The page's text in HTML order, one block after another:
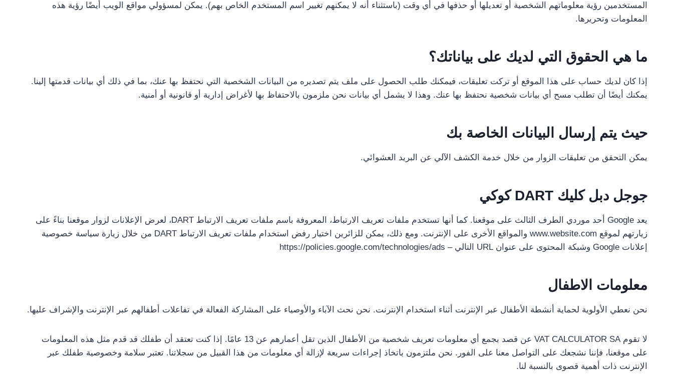
المستخدمين رؤية معلوماتهم الشخصية أو تعديلها أو حذفها في أي وقت (باستثناء أنه لا يمكنهم تغيير اسم المستخدم الخاص بهم). يمكن لمسؤولي مواقع الويب أيضًا رؤية هذه
المعلومات وتحريرها.
ما هي الحقوق التي لديك على بياناتك؟
إذا كان لديك حساب على هذا الموقع أو تركت تعليقات، فيمكنك طلب الحصول على ملف يتم تصديره من البيانات الشخصية التي نحتفظ بها عنك، بما في ذلك أي بيانات قدمتها إلينا.
يمكنك أيضًا أن تطلب مسح أي بيانات شخصية نحتفظ بها عنك. وهذا لا يشمل أي بيانات نحن ملزمون بالاحتفاظ بها لأغراض إدارية أو قانونية أو أمنية.
حيث يتم إرسال البيانات الخاصة بك
يمكن التحقق من تعليقات الزوار من خلال خدمة الكشف الآلي عن البريد العشوائي.
جوجل دبل كليك DART كوكي
يعد Google أحد موردي الطرف الثالث على موقعنا. كما أنها تستخدم ملفات تعريف الارتباط، المعروفة باسم ملفات تعريف الارتباط DART، لعرض الإعلانات لزوار موقعنا بناءً على
زيارتهم لموقع www.website.com والمواقع الأخرى على الإنترنت. ومع ذلك، يمكن للزائرين اختيار رفض استخدام ملفات تعريف الارتباط DART من خلال زيارة سياسة خصوصية
إعلانات Google وشبكة المحتوى على عنوان URL التالي – https://policies.google.com/technologies/ads
معلومات الاطفال
نحن نعطي الأولوية لحماية أنشطة الأطفال عبر الإنترنت أثناء استخدام الإنترنت. نحن نحث الآباء والأوصياء على المشاركة الفعالة في تفاعلات أطفالهم عبر الإنترنت والإشراف عليها.
لا تقوم VAT CALCULATOR SA عن قصد بجمع أي معلومات تعريف شخصية من الأطفال الذين تقل أعمارهم عن 13 عامًا. إذا كنت تعتقد أن طفلك قد قدم مثل هذه المعلومات
على موقعنا، فإننا نشجعك على التواصل معنا على الفور. نحن ملتزمون باتخاذ إجراءات سريعة لإزالة أي معلومات من هذا القبيل من سجلاتنا. تعتبر سلامة وخصوصية طفلك عبر
الإنترنت ذات أهمية قصوى بالنسبة لنا.